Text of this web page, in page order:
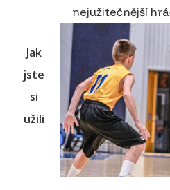
nejužitečnější
Jak
jste
si
užili